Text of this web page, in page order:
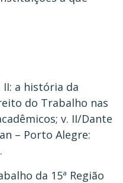
a história da
do Trabalho nas
v. II/Dante
– Porto Alegre:
da 15ª Região